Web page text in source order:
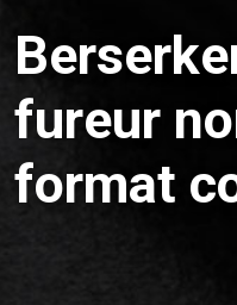
fureur
format